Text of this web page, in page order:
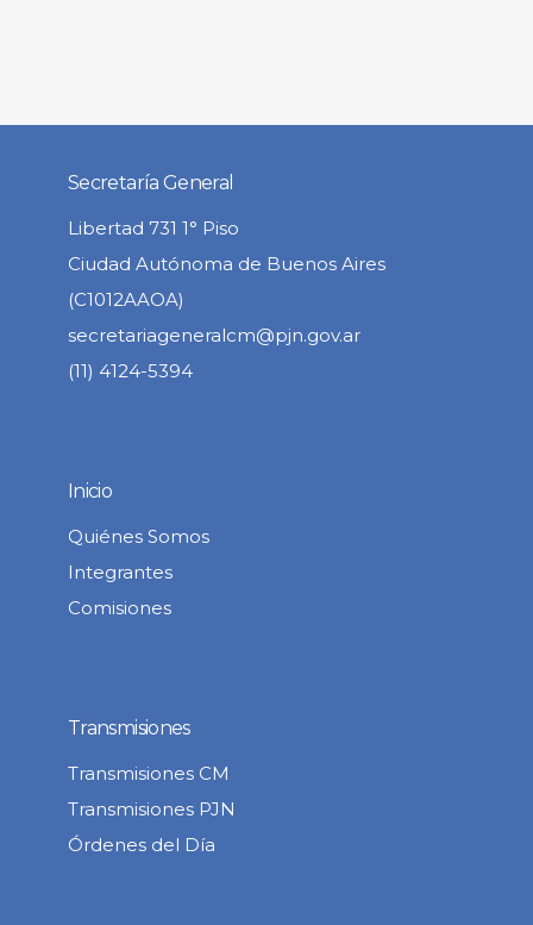
Secretaría General
Libertad 731 1° Piso
Ciudad Autónoma de Buenos Aires
(C1012AAOA)
secretariageneralcm@pjn.gov.ar
(11) 4124-5394
Inicio
Quiénes Somos
Integrantes
Comisiones
Transmisiones
Transmisiones CM
Transmisiones PJN
Órdenes del Día